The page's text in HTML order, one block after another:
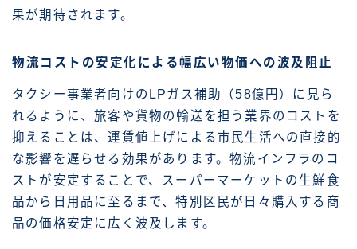
果が期待されます。
物流コストの安定化による幅広い物価への波及阻止
タクシー事業者向けのLPガス補助（58億円）に見ら
れるように、旅客や貨物の輸送を担う業界のコストを
抑えることは、運賃値上げによる市民生活への直接的
な影響を遅らせる効果があります。物流インフラのコ
ストが安定することで、スーパーマーケットの生鮮食
品から日用品に至るまで、特別区民が日々購入する商
品の価格安定に広く波及します。